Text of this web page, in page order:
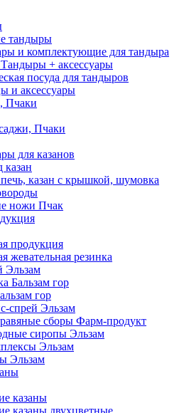
тандыры
и комплектующие для тандыра
+ аксессуары
посуда для тандыров
и аксессуары
Пчаки
Пчаки
для казанов
казан
казан с крышкой, шумовка
ножи Пчак
продукция
жевательная резинка
Эльзам
Бальзам гор
гор
спрей Эльзам
сборы Фарм-продукт
сиропы Эльзам
Эльзам
Эльзам
казаны
казаны двухцветные